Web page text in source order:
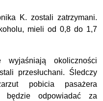
K. zostali zatrzymani.
mieli od 0,8 do 1,7
okoliczności
przesłuchani. Śledczy
pobicia pasażera
będzie odpowiadać za